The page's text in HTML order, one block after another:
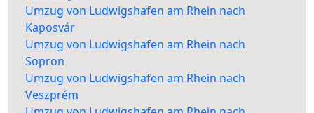
Umzug von Ludwigshafen am Rhein nach
Kaposvár
Umzug von Ludwigshafen am Rhein nach
Sopron
Umzug von Ludwigshafen am Rhein nach
Veszprém